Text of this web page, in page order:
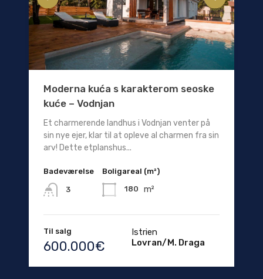
Moderna kuća s karakterom seoske
kuće – Vodnjan
Et charmerende landhus i Vodnjan venter på
sin nye ejer, klar til at opleve al charmen fra sin
arv! Dette etplanshus...
Badeværelse
3
Boligareal (m²)
180 m²
Til salg
600.000€
Istrien
Lovran/M. Draga